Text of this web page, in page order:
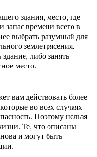
здания, место, где
запас времени всего в
выбрать разумный для
землетрясения:
либо занять
место.
вам действовать более
во всех случаях
Поэтому нельзя
Те, что описаны
и могут быть